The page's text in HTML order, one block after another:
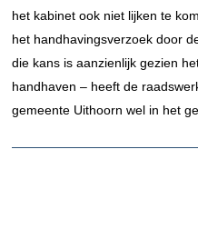
het kabinet ook niet lijken te
het handhavingsverzoek door
die kans is aanzienlijk gezien
handhaven – heeft de
gemeente Uithoorn wel in het